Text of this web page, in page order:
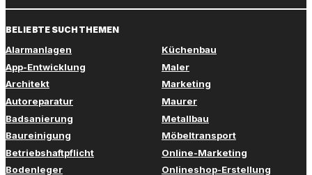
BELIEBTE SUCHTHEMEN
Alarmanlagen
App-Entwicklung
Architekt
Autoreparatur
Badsanierung
Baureinigung
Betriebshaftpflicht
Bodenleger
Küchenbau
Maler
Marketing
Maurer
Metallbau
Möbeltransport
Online-Marketing
Onlineshop-Erstellung